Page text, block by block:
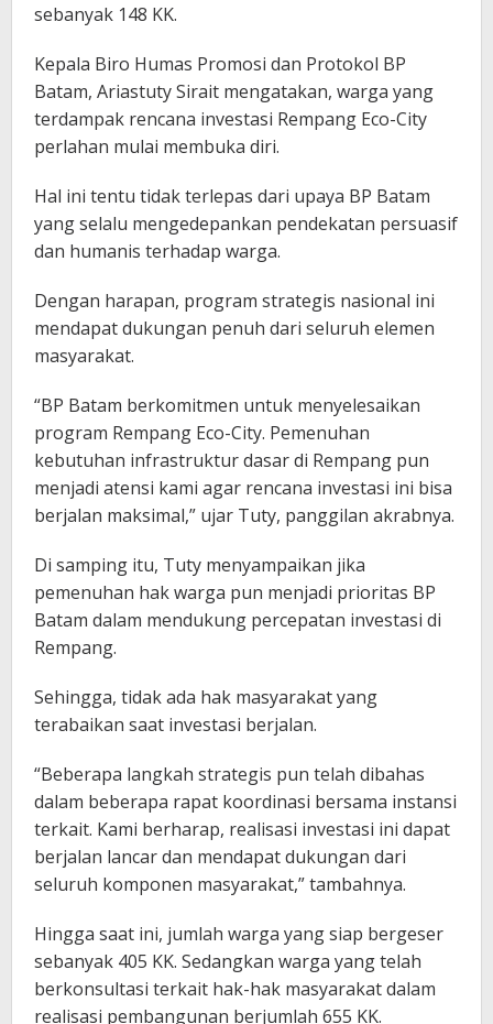
sebanyak 148 KK.
Kepala Biro Humas Promosi dan Protokol BP
Batam, Ariastuty Sirait mengatakan, warga yang
terdampak rencana investasi Rempang Eco-City
perlahan mulai membuka diri.
Hal ini tentu tidak terlepas dari upaya BP Batam
yang selalu mengedepankan pendekatan persuasif
dan humanis terhadap warga.
Dengan harapan, program strategis nasional ini
mendapat dukungan penuh dari seluruh elemen
masyarakat.
“BP Batam berkomitmen untuk menyelesaikan
program Rempang Eco-City. Pemenuhan
kebutuhan infrastruktur dasar di Rempang pun
menjadi atensi kami agar rencana investasi ini bisa
berjalan maksimal,” ujar Tuty, panggilan akrabnya.
Di samping itu, Tuty menyampaikan jika
pemenuhan hak warga pun menjadi prioritas BP
Batam dalam mendukung percepatan investasi di
Rempang.
Sehingga, tidak ada hak masyarakat yang
terabaikan saat investasi berjalan.
“Beberapa langkah strategis pun telah dibahas
dalam beberapa rapat koordinasi bersama instansi
terkait. Kami berharap, realisasi investasi ini dapat
berjalan lancar dan mendapat dukungan dari
seluruh komponen masyarakat,” tambahnya.
Hingga saat ini, jumlah warga yang siap bergeser
sebanyak 405 KK. Sedangkan warga yang telah
berkonsultasi terkait hak-hak masyarakat dalam
realisasi pembangunan berjumlah 655 KK.